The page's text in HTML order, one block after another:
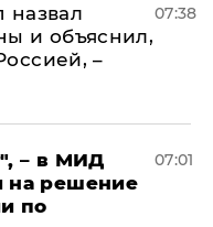
назвал
и объяснил,
–
07:38
– в МИД
на решение
по
07:01